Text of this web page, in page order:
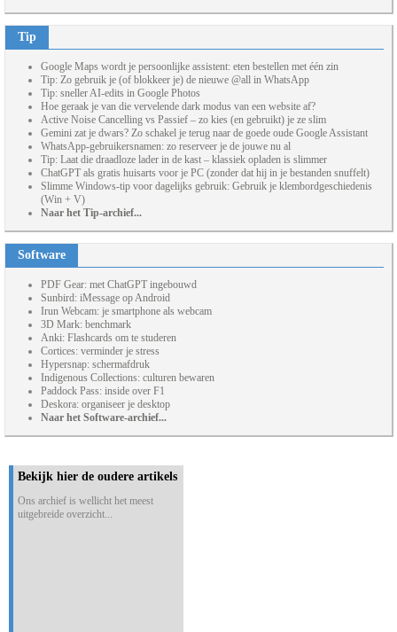
Tip
Google Maps wordt je persoonlijke assistent: eten bestellen met één zin
Tip: Zo gebruik je (of blokkeer je) de nieuwe @all in WhatsApp
Tip: sneller AI-edits in Google Photos
Hoe geraak je van die vervelende dark modus van een website af?
Active Noise Cancelling vs Passief – zo kies (en gebruikt) je ze slim
Gemini zat je dwars? Zo schakel je terug naar de goede oude Google Assistant
WhatsApp-gebruikersnamen: zo reserveer je de jouwe nu al
Tip: Laat die draadloze lader in de kast – klassiek opladen is slimmer
ChatGPT als gratis huisarts voor je PC (zonder dat hij in je bestanden snuffelt)
Slimme Windows-tip voor dagelijks gebruik: Gebruik je klembordgeschiedenis
(Win + V)
Naar het Tip-archief...
Software
PDF Gear: met ChatGPT ingebouwd
Sunbird: iMessage op Android
Irun Webcam: je smartphone als webcam
3D Mark: benchmark
Anki: Flashcards om te studeren
Cortices: verminder je stress
Hypersnap: schermafdruk
Indigenous Collections: culturen bewaren
Paddock Pass: inside over F1
Deskora: organiseer je desktop
Naar het Software-archief...
Bekijk hier de oudere artikels
Ons archief is wellicht het meest
uitgebreide overzicht...